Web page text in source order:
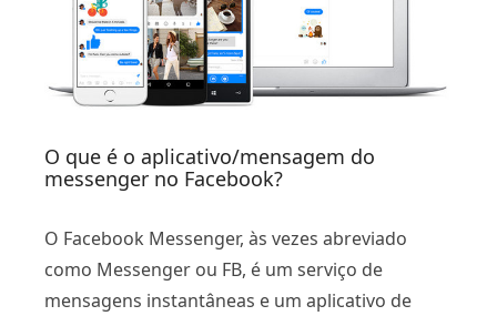
O que é o aplicativo/mensagem do
messenger no Facebook?
O Facebook Messenger, às vezes abreviado
como Messenger ou FB, é um serviço de
mensagens instantâneas e um aplicativo de